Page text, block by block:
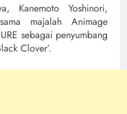
Kanemoto Yoshinori,
majalah Animage
sebagai penyumbang
Clover’.